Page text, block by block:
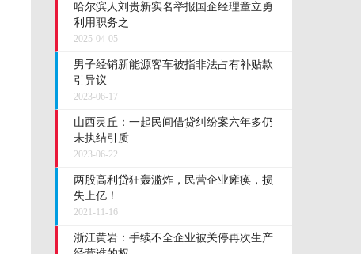
哈尔滨人刘贵新实名举报国企经理童立勇
利用职务之
2025-04-05
男子经销新能源客车被指非法占有补贴款
引异议
2023-06-17
山西灵丘：一起民间借贷纠纷案六年多仍
未执结引质
2023-06-22
两股高利贷狂轰滥炸，民营企业瘫痪，损
失上亿！
2021-11-16
浙江黄岩：手续不全企业被关停再次生产